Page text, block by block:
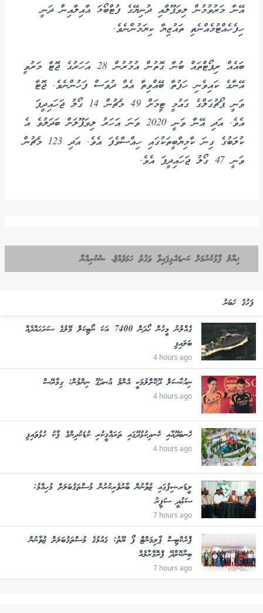
އޭނާ މަރުވުމުން ލިވަޕޫލާއި ދުނިޔޭގެ ފުޓްބޯޅަ އާއިލާއިން ދަނީ
ހިފެހެއްޓުމެއްނެތި ތައުޒިޔާ ކިޔަމުންނެވެ.
ބައެއް ރިޕޯޓްތައް ބުނާ ގޮތުން އުމުރުން 28 އަހަރުގެ ޖޮޓާ މަރުވީ
އޭނާގެ ކައިވެނި ހަފުތާ ބޭއްވިތާ އެއް ދުވަސް ފަހުންނެވެ. ޖޮޓާ
ވަނީ ޕޯޗުގަލްގެ ގައުމީ ޓީމަށް 49 މެޗުން 14 ގޯލު ޖަހައިދީފަ
އެވެ. އަދި އޭނާ ވަނީ 2020 ވަނަ އަހަރު ލިވަޕޫލަށް ބަދަލުވެ އެ
ކުލަބުގެ ގިނަ ކާމިޔާބީތަކުގައި ހިއްސާވެފަ އެވެ. އަދި 123 މެޗުން
ވަނީ 47 ގޯލު ޖަހައިދީފަ އެވެ.
ޚިޔާލު ފާޅުކުރުމަށް ކަނޑައެޅިފައިވާ ވަގުތު ހަމަވެއްޖެ، ޝުކުރިއްޔާ
ފަހުގެ ޚަބަރު
ގެއްލުނު މީހުން ހޯދަން 7400 އަކަ ނޯޓިކަލް މޭލުގެ ސަރަޙައްދެއް
ބަލައިފި
4 hours ago
ނިއުކާސަލް ދޫކޮށްލުމަކީ އެންމެ އުނދަގޫ ނިންމުން: ގިމާރޭސް
4 hours ago
ހެނބަދޫއާއި ކެނދިކުޅުދޫގައި ތަރައްޤީކުރި ކުޑަކުދިންގެ ޕާކު ހުޅުވައިފި
4 hours ago
ލީޑަރޝިޕުގައި ޒުވާނުން ބާރުވެރިކުރުން މުސްތަޤުބަލަށް މުހިއްމު:
ސަޢުދީ ސަފީރު
7 hours ago
ޕްރެކްޓިސް ޕާލިމަންޓް ފޯ ޔޫތު: ޤައުމުގެ މުސްތަޤުބަލަށް ޒުވާނުން
ބިނާކޮށްދޭ ޕްރޮގްރާމެއް
7 hours ago